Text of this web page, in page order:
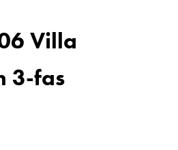
Villa
3-fas